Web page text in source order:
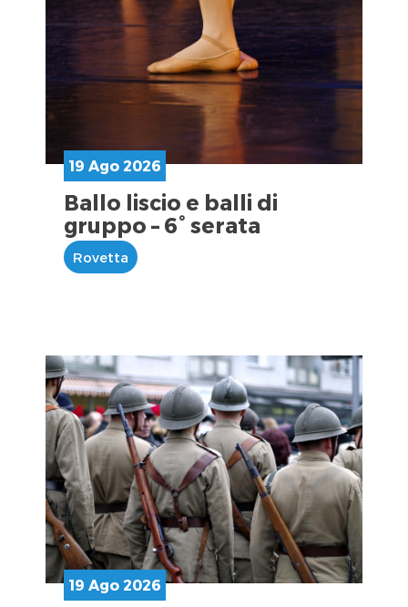
19 Ago 2026
Ballo liscio e balli di
gruppo – 6° serata
Rovetta
19 Ago 2026